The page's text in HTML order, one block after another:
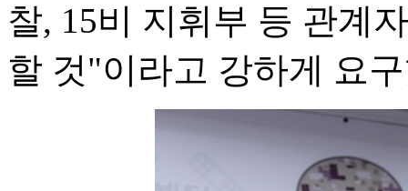
찰, 15비 지휘부 등 관계
할 것"이라고 강하게 요